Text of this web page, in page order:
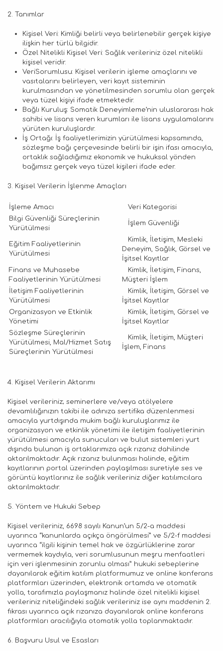
2. Tanımlar
Kişisel Veri: Kimliği belirli veya belirlenebilir gerçek kişiye
ilişkin her türlü bilgidir.
Özel Nitelikli Kişisel Veri: Sağlık verileriniz özel nitelikli
kişisel veridir.
VeriSorumlusu: Kişisel verilerin işleme amaçlarını ve
vasıtalarını belirleyen, veri kayıt sisteminin
kurulmasından ve yönetilmesinden sorumlu olan gerçek
veya tüzel kişiyi ifade etmektedir.
Bağlı Kuruluş: Somatik Deneyimleme’nin uluslararası hak
sahibi ve lisans veren kurumları ile lisans uygulamalarını
yürüten kuruluşlardır.
İş Ortağı: İş faaliyetlerimizin yürütülmesi kapsamında,
sözleşme bağı çerçevesinde belirli bir işin ifası amacıyla,
ortaklık sağladığımız ekonomik ve hukuksal yönden
bağımsız gerçek veya tüzel kişileri ifade eder.
3. Kişisel Verilerin İşlenme Amaçları
İşleme Amacı
Veri Kategorisi
Bilgi Güvenliği Süreçlerinin
Yürütülmesi
İşlem Güvenliği
Eğitim Faaliyetlerinin
Yürütülmesi
Kimlik, İletişim, Mesleki
Deneyim, Sağlık, Görsel ve
İşitsel Kayıtlar
Finans ve Muhasebe
Faaliyetlerinin Yürütülmesi
Kimlik, İletişim, Finans,
Müşteri İşlem
İletişim Faaliyetlerinin
Yürütülmesi
Kimlik, İletişim, Görsel ve
İşitsel Kayıtlar
Organizasyon ve Etkinlik
Yönetimi
Kimlik, İletişim, Görsel ve
İşitsel Kayıtlar
Sözleşme Süreçlerinin
Yürütülmesi, Mal/Hizmet Satış
Süreçlerinin Yürütülmesi
Kimlik, İletişim, Müşteri
İşlem, Finans
4. Kişisel Verilerin Aktarımı
Kişisel verileriniz; seminerlere ve/veya atölyelere
devamlılığınızın takibi ile adınıza sertifika düzenlenmesi
amacıyla yurtdışında mukim bağlı kuruluşlarımız ile
organizasyon ve etkinlik yönetimi ile iletişim faaliyetlerinin
yürütülmesi amacıyla sunucuları ve bulut sistemleri yurt
dışında bulunan iş ortaklarımıza açık rızanız dahilinde
aktarılmaktadır. Açık rızanız bulunması halinde, eğitim
kayıtlarının portal üzerinden paylaşılması suretiyle ses ve
görüntü kayıtlarınız ile sağlık verileriniz diğer katılımcılara
aktarılmaktadır.
5. Yöntem ve Hukuki Sebep
Kişisel verileriniz, 6698 sayılı Kanun’un 5/2-a maddesi
uyarınca “kanunlarda açıkça öngörülmesi” ve 5/2-f maddesi
uyarınca “ilgili kişinin temel hak ve özgürlüklerine zarar
vermemek kaydıyla, veri sorumlusunun meşru menfaatleri
için veri işlenmesinin zorunlu olması” hukuki sebeplerine
dayanılarak eğitim katılım platformumuz ve online konferans
platformları üzerinden, elektronik ortamda ve otomatik
yolla, tarafımızla paylaşmanız halinde özel nitelikli kişisel
verileriniz niteliğindeki sağlık verileriniz ise aynı maddenin 2.
fıkrası uyarınca açık rızanıza dayanılarak online konferans
platformları aracılığıyla otomatik yolla toplanmaktadır.
6. Başvuru Usul ve Esasları